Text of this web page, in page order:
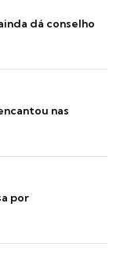
dá conselho
nas
por